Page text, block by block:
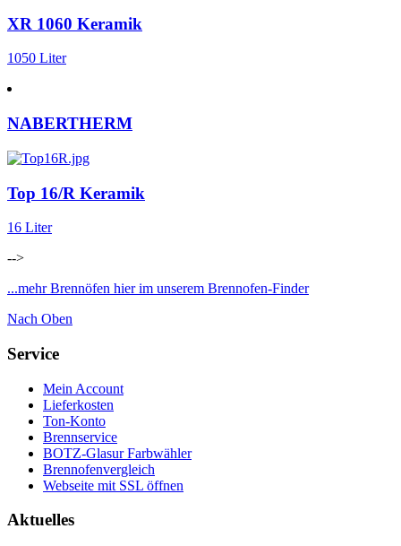
XR 1060 Keramik
1050 Liter
NABERTHERM
Top 16/R Keramik
16 Liter
-->
...mehr Brennöfen hier im unserem Brennofen-Finder
Nach Oben
Service
Mein Account
Lieferkosten
Ton-Konto
Brennservice
BOTZ-Glasur Farbwähler
Brennofenvergleich
Webseite mit SSL öffnen
Aktuelles